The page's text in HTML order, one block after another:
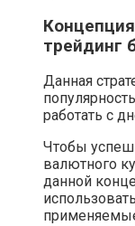
трейдинг
Данная
работать с
Чтобы
валютного
данной